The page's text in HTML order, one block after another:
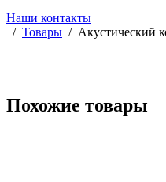
Наши контакты
Товары
Акустический
Похожие товары